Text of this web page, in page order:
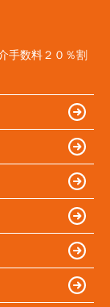
手数料２０％割